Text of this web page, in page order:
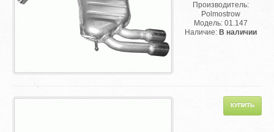
Производитель:
Polmostrow
Модель: 01.147
Наличие: В наличии